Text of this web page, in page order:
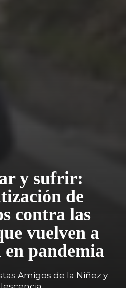
y sufrir:
de
contra las
vuelven a
en pandemia
Amigos de la Niñez y